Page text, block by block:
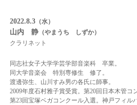
2022.8.3（水）
山内 静（やまうち しずか）
クラリネット
同志社女子大学学芸学部音楽科 卒業。
同大学音楽会 特別専修生 修了。
渡邊弥生、山川すみ男の各氏に師事。
2009年度石村雅子賞受賞。 第20回日本木管コ
第23回宝塚ベガコンクール入選。 神戸フィル